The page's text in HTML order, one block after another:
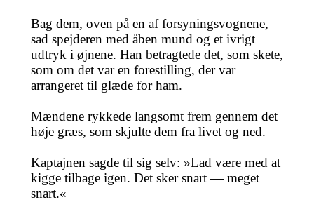
Bag dem, oven på en af forsyningsvognene,
sad spejderen med åben mund og et ivrigt
udtryk i øjnene. Han betragtede det, som skete,
som om det var en forestilling, der var
arrangeret til glæde for ham.
Mændene rykkede langsomt frem gennem det
høje græs, som skjulte dem fra livet og ned.
Kaptajnen sagde til sig selv: »Lad være med at
kigge tilbage igen. Det sker snart — meget
snart.«